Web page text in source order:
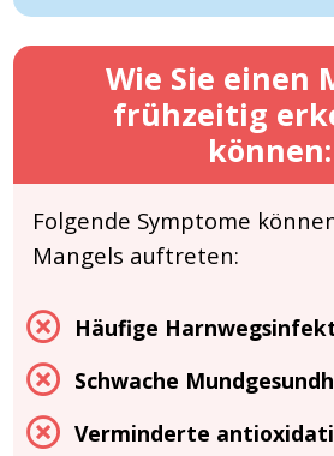
Wie Sie einen
frühzeitig
können:
Folgende Symptome
Mangels auftreten:
Häufige
Schwache
Verminderte